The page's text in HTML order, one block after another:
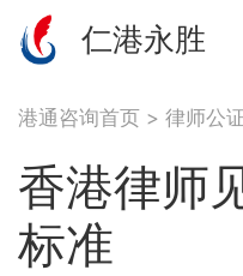
仁港永胜
港通咨询首页 > 律师公
香港律师
标准